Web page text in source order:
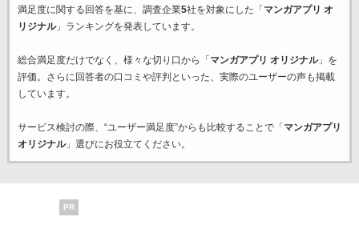
満足度に関する回答を基に、調査企業5社を対象にした「 マンガアプリ オ
リジナル」ランキングを発表しています。
総合満足度だけでなく、様々な切り口から「 マンガアプリ オリジナル」を
評価。さらに回答者の口コミや評判といった、実際のユーザーの声も掲載
しています。
サービス検討の際、“ユーザー満足度”からも比較することで「 マンガアプリ
オリジナル」選びにお役立てください。
PR